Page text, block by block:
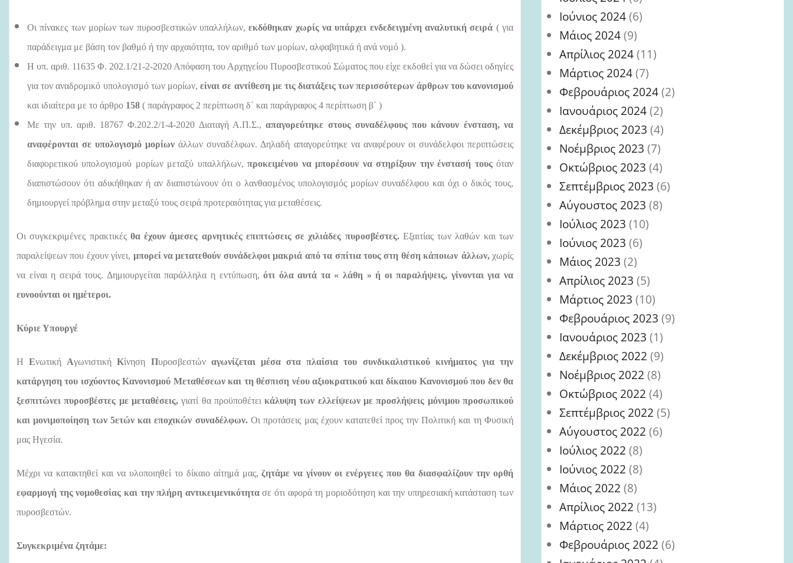
Οι πίνακες των μορίων των πυροσβεστικών υπαλλήλων,εκδόθηκαν χωρίς να υπάρχει ενδεδειγμένη αναλυτική σειρά ( για
παράδειγμα με βάση τον βαθμό ή την αρχαιότητα, τον αριθμό των μορίων, αλφαβητικά ή ανά νομό ).
Η υπ. αριθ. 11635 Φ. 202.1/21-2-2020 Απόφαση του Αρχηγείου Πυροσβεστικού Σώματος που είχε εκδοθεί για να δώσει οδηγίες
για τον αναδρομικό υπολογισμό των μορίων,είναι σε αντίθεση με τις διατάξεις των περισσότερων άρθρων του κανονισμού
και ιδιαίτερα με το άρθρο 158 ( παράγραφος 2 περίπτωση δ΄ και παράγραφος 4 περίπτωση β΄ )
Με την υπ. αριθ. 18767 Φ.202.2/1-4-2020 Διαταγή Α.Π.Σ.,απαγορεύτηκε στους συναδέλφους που κάνουν ένσταση, να
αναφέρονται σε υπολογισμό μορίων άλλων συναδέλφων. Δηλαδή απαγορεύτηκε να αναφέρουν οι συνάδελφοι περιπτώσεις
διαφορετικού υπολογισμού μορίων μεταξύ υπαλλήλων,προκειμένου να μπορέσουν να στηρίξουν την ένστασή τουςόταν
διαπιστώσουν ότι αδικήθηκαν ή αν διαπιστώνουν ότι ο λανθασμένος υπολογισμός μορίων συναδέλφου και όχι ο δικός τους,
δημιουργεί πρόβλημα στην μεταξύ τους σειρά προτεραιότητας για μεταθέσεις.
Οι συγκεκριμένες πρακτικές θα έχουν άμεσες αρνητικές επιπτώσεις σε χιλιάδες πυροσβέστες.Εξαιτίας των λαθών και των
παραλείψεων που έχουν γίνει, μπορεί να μετατεθούν συνάδελφοι μακριά από τα σπίτια τους στη θέση κάποιων άλλων,χωρίς
να είναι η σειρά τους. Δημιουργείται παράλληλα η εντύπωση,ότι όλα αυτά τα « λάθη » ή οι παραλήψεις, γίνονται για να
ευνοούνται οι ημέτεροι.
Κύριε Υπουργέ
ΗΕνωτική ΑγωνιστικήΚίνηση Πυροσβεστώναγωνίζεται μέσα στα πλαίσια του συνδικαλιστικού κινήματος για την
κατάργηση του ισχύοντος Κανονισμού Μεταθέσεων και τη θέσπιση νέου αξιοκρατικού και δίκαιου Κανονισμού που δεν θα
ξεσπιτώνει πυροσβέστες με μεταθέσεις,γιατί θα προϋποθέτεικάλυψη των ελλείψεων με προσλήψεις μόνιμου προσωπικού
και μονιμοποίηση των 5ετών και εποχικών συναδέλφων.Οι προτάσεις μας έχουν κατατεθεί προς την Πολιτική και τη Φυσική
μας Ηγεσία.
Μέχρι να κατακτηθεί και να υλοποιηθεί το δίκαιο αίτημά μας,ζητάμε να γίνουν οι ενέργειες που θα διασφαλίζουν την ορθή
εφαρμογή της νομοθεσίας και την πλήρη αντικειμενικότητασε ότι αφορά τη μοριοδότηση και την υπηρεσιακή κατάσταση των
πυροσβεστών.
Συγκεκριμένα ζητάμε:
Ιούνιος 2024(6)
Μάιος 2024(9)
Απρίλιος 2024(11)
Μάρτιος 2024(7)
Φεβρουάριος 2024(2)
Ιανουάριος 2024(2)
Δεκέμβριος 2023 (4)
Νοέμβριος 2023 (7)
Οκτώβριος 2023 (4)
Σεπτέμβριος 2023 (6)
Αύγουστος 2023 (8)
Ιούλιος 2023 (10)
Ιούνιος 2023 (6)
Μάιος 2023 (2)
Απρίλιος 2023 (5)
Μάρτιος 2023 (10)
Φεβρουάριος 2023 (9)
Ιανουάριος 2023 (1)
Δεκέμβριος 2022 (9)
Νοέμβριος 2022 (8)
Οκτώβριος 2022 (4)
Σεπτέμβριος 2022 (5)
Αύγουστος 2022 (6)
Ιούλιος 2022 (8)
Ιούνιος 2022 (8)
Μάιος 2022 (8)
Απρίλιος 2022 (13)
Μάρτιος 2022 (4)
Φεβρουάριος 2022 (6)